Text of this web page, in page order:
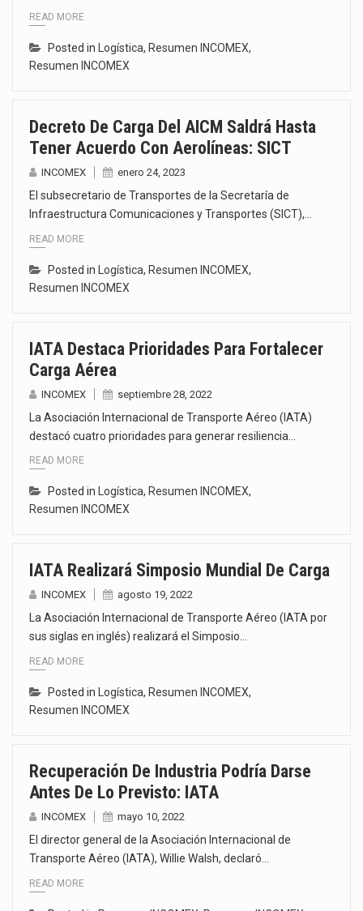
READ MORE
Posted in Logística, Resumen INCOMEX,
Resumen INCOMEX
Decreto De Carga Del AICM Saldrá Hasta
Tener Acuerdo Con Aerolíneas: SICT
INCOMEX enero 24, 2023
El subsecretario de Transportes de la Secretaría de
Infraestructura Comunicaciones y Transportes (SICT),…
READ MORE
Posted in Logística, Resumen INCOMEX,
Resumen INCOMEX
IATA Destaca Prioridades Para Fortalecer
Carga Aérea
INCOMEX septiembre 28, 2022
La Asociación Internacional de Transporte Aéreo (IATA)
destacó cuatro prioridades para generar resiliencia…
READ MORE
Posted in Logística, Resumen INCOMEX,
Resumen INCOMEX
IATA Realizará Simposio Mundial De Carga
INCOMEX agosto 19, 2022
La Asociación Internacional de Transporte Aéreo (IATA por
sus siglas en inglés) realizará el Simposio…
READ MORE
Posted in Logística, Resumen INCOMEX,
Resumen INCOMEX
Recuperación De Industria Podría Darse
Antes De Lo Previsto: IATA
INCOMEX mayo 10, 2022
El director general de la Asociación Internacional de
Transporte Aéreo (IATA), Willie Walsh, declaró…
READ MORE